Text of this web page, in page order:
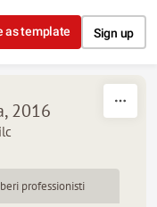
as template Sign up
2016
professionisti